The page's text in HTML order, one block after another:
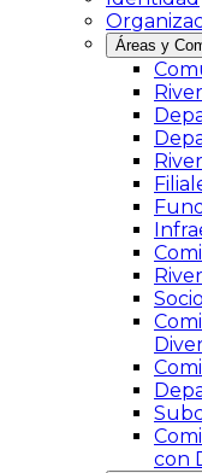
Áreas y
con